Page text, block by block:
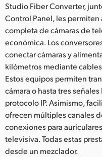
Studio Fiber Converter,
Control Panel, les permiten
completa de cámaras de
económica. Los
conectar cámaras y
kilómetros mediante
Estos equipos permiten
cámara o hasta tres
protocolo IP. Asimismo,
ofrecen múltiples canales
conexiones para
televisiva. Todas estas
desde un mezclador.